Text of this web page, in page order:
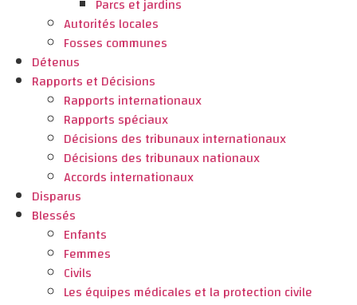
Parcs et jardins
Autorités locales
Fosses communes
Détenus
Rapports et Décisions
Rapports internationaux
Rapports spéciaux
Décisions des tribunaux internationaux
Décisions des tribunaux nationaux
Accords internationaux
Disparus
Blessés
Enfants
Femmes
Civils
Les équipes médicales et la protection civile